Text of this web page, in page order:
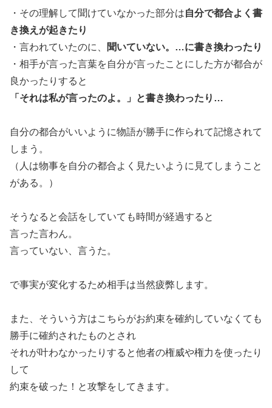
・その理解して聞けていなかった部分は自分で都合よく書
き換えが起きたり
・言われていたのに、
聞いていない。…に書き換わったり
・相手が言った言葉を自分が言ったことにした方が都合が
良かったりすると
「それは私が言ったのよ。」と書き換わったり…
自分の都合がいいように物語が勝手に作られて記憶されて
しまう。
（人は物事を自分の都合よく見たいように見てしまうこと
がある。）
そうなると会話をしていても時間が経過すると
言った言わん。
言っていない、言うた。
で事実が変化するため相手は当然疲弊します。
また、そういう方はこちらがお約束を確約していなくても
勝手に確約されたものとされ
それが叶わなかったりすると他者の権威や権力を使ったり
して
約束を破った！と攻撃をしてきます。